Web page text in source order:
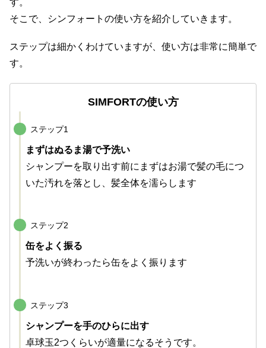
そこで、シンフォートの使い方を紹介していきます。
ステップは細かくわけていますが、使い方は非常に簡単で
す。
SIMFORTの使い方
ステップ1
まずはぬるま湯で予洗い
シャンプーを取り出す前にまずはお湯で髪の毛につ
いた汚れを落とし、髪全体を濡らします
ステップ2
缶をよく振る
予洗いが終わったら缶をよく振ります
ステップ3
シャンプーを手のひらに出す
卓球玉2つくらいが適量になるそうです。